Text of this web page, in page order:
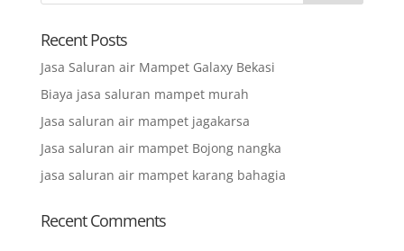
Recent Posts
Jasa Saluran air Mampet Galaxy Bekasi
Biaya jasa saluran mampet murah
Jasa saluran air mampet jagakarsa
Jasa saluran air mampet Bojong nangka
jasa saluran air mampet karang bahagia
Recent Comments